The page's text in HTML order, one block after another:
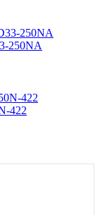
250NA
422